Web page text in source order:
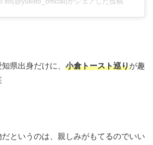
県出身だけに、 小倉トースト巡りが趣
というのは、親しみがもてるのでいい